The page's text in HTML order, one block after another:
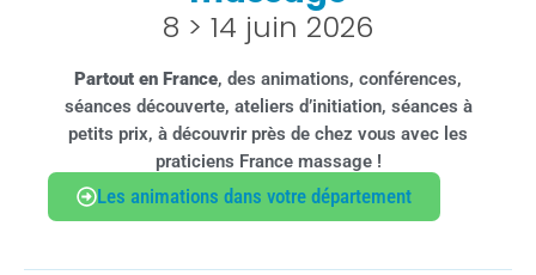
8 > 14 juin 2026
Partout en France, des animations, conférences,
séances découverte, ateliers d’initiation, séances à
petits prix, à découvrir près de chez vous avec les
praticiens France massage !
Les animations dans votre département